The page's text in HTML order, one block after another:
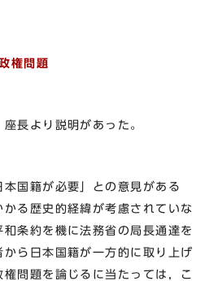
権問題
長より説明があった。
国籍が必要」との意見がある
る歴史的経緯が考慮されていな
条約を機に法務省の局長通達を
ら日本国籍が一方的に取り上げ
問題を論じるに当たっては，こ